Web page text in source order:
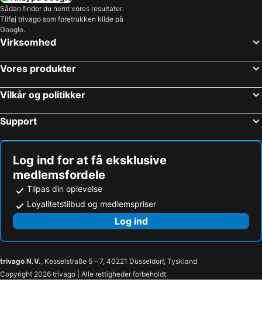
Sådan finder du nemt vores resultater:
Tilføj trivago som foretrukken kilde på
Google.
Virksomhed
Vores produkter
Vilkår og politikker
Support
Log ind for at få eksklusive
medlemsfordele
Tilpas din oplevelse
Loyalitetstilbud og medlemspriser
Log ind
trivago N.V., Kesselstraße 5 – 7, 40221 Düsseldorf, Tyskland
Copyright 2026 trivago | Alle rettigheder forbeholdt.